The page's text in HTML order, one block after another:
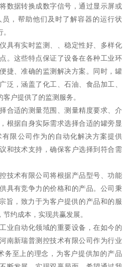
数据转换成数字信号，通过显示屏或
，帮助他们及时了解容器的运行状
具有实时监测、、稳定性好、多样化
。这些特点保证了设备在各种工业环
捷、准确的监测解决方案。同时，罐
泛，涵盖了化工、石油、食品加工、
户提供了的监测服务。
合适的测量范围、测量精度要求、介
根据自身实际需求选择合适的罐旁显
限公司作为的自动化解决方案提供
和技术支持，确保客户选择到符合需
技术有限公司将根据产品型号、功能
具有竞争力的价格和的产品。公司秉
旨，致力于为客户提供的产品和的服
约成本，实现共赢发展。
业自动化领域的重要设备，在如今的
南新瑞普测控技术有限公司作为行业
务至上的理念，为客户提供加的产品